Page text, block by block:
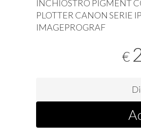
INCHIOSTRO PIGMENT
PLOTTER CANON SERIE
IMAGEPROGRAF
€